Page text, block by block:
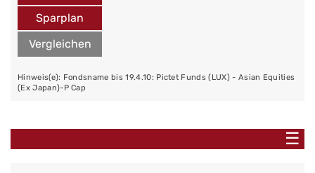
Sparplan
Vergleichen
Hinweis(e): Fondsname bis 19.4.10: Pictet Funds (LUX) - Asian Equities
(Ex Japan)-P Cap
☰